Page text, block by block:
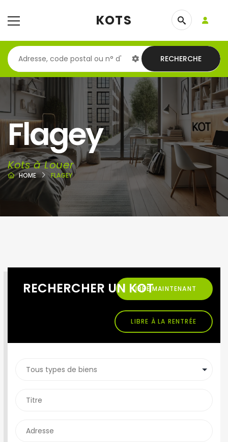
KOTS
RECHERCHE
Flagey
Kots à Louer
HOME FLAGEY
RECHERCHER UN KOTLIBRE MAINTENANT
LIBRE À LA RENTRÉE